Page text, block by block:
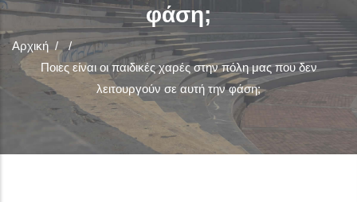
φάση;
Αρχική / /
Ποιες είναι οι παιδικές χαρές στην πόλη μας που δεν
λειτουργούν σε αυτή την φάση;